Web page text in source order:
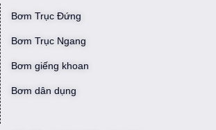
Bơm Trục Đứng
Bơm Trục Ngang
Bơm giếng khoan
Bơm dân dụng